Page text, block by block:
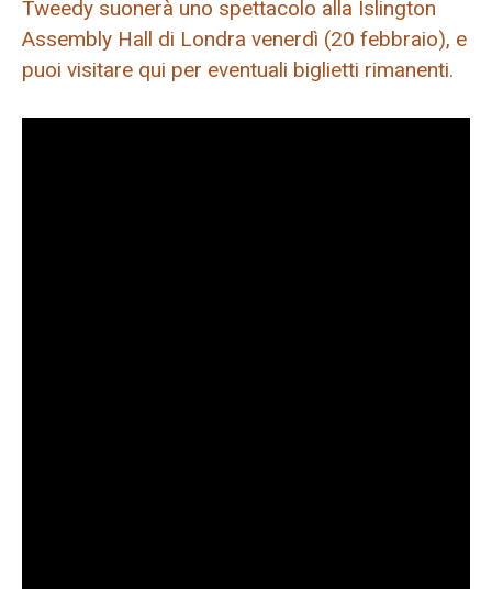
Tweedy suonerà uno spettacolo alla Islington
Assembly Hall di Londra venerdì (20 febbraio), e
puoi visitare qui per eventuali biglietti rimanenti.